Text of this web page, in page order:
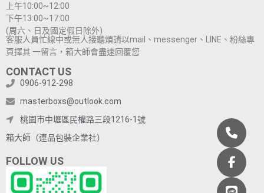
上午10:00~12:00
下午13:00~17:00
(周六、日及國定假日除外)
客服人員忙線中或無人接聽煩請以mail、messenger、LINE、粉絲專
頁擇其 一留言，箱大師會盡速回覆您
CONTACT US
0906-912-298
masterboxs@outlook.com
桃園市中壢區民權路三段1216-1號
箱大師（連品包裝企業社）
FOLLOW US